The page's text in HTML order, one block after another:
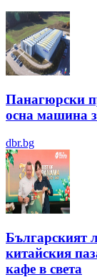
Панагюрски
осна машина
dbr.bg
Българският
китайския
кафе в света